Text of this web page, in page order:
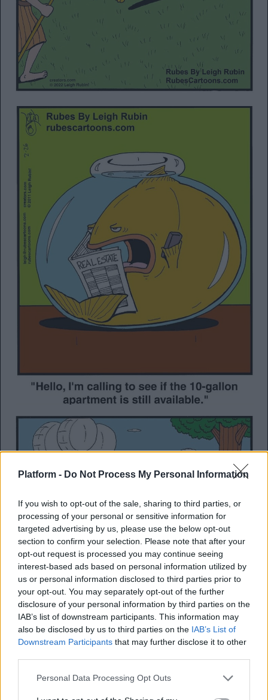
Platform - Do Not Process My Personal Information
If you wish to opt-out of the sale, sharing to third parties, or
processing of your personal or sensitive information for
targeted advertising by us, please use the below opt-out
section to confirm your selection. Please note that after your
opt-out request is processed you may continue seeing
interest-based ads based on personal information utilized by
us or personal information disclosed to third parties prior to
your opt-out. You may separately opt-out of the further
disclosure of your personal information by third parties on the
IAB’s list of downstream participants. This information may
also be disclosed by us to third parties on the IAB’s List of
Downstream Participants that may further disclose it to other
Personal Data Processing Opt Outs